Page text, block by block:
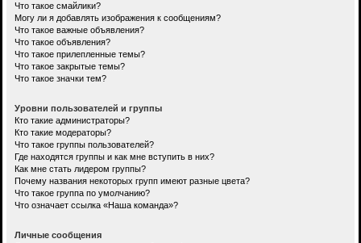
Что такое смайлики?
Могу ли я добавлять изображения к сообщениям?
Что такое важные объявления?
Что такое объявления?
Что такое прилепленные темы?
Что такое закрытые темы?
Что такое значки тем?
Уровни пользователей и группы
Кто такие администраторы?
Кто такие модераторы?
Что такое группы пользователей?
Где находятся группы и как мне вступить в них?
Как мне стать лидером группы?
Почему названия некоторых групп имеют разные цвета?
Что такое группа по умолчанию?
Что означает ссылка «Наша команда»?
Личные сообщения